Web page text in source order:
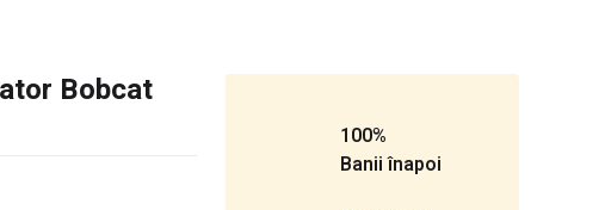
Bobcat
100%
Banii înapoi